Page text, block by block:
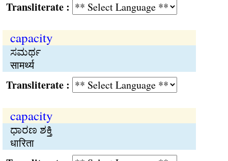
:
capacity
ಸಮರ್ಥ
सामर्थ्य
:
capacity
ಧಾರಣ ಶಕ್ತಿ
धारिता